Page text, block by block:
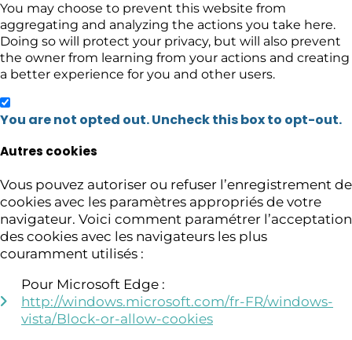
You may choose to prevent this website from
aggregating and analyzing the actions you take here.
Doing so will protect your privacy, but will also prevent
the owner from learning from your actions and creating
a better experience for you and other users.
You are not opted out. Uncheck this box to opt-out.
Autres cookies
Vous pouvez autoriser ou refuser l’enregistrement de
cookies avec les paramètres appropriés de votre
navigateur. Voici comment paramétrer l’acceptation
des cookies avec les navigateurs les plus
couramment utilisés :
Pour Microsoft Edge :
http://windows.microsoft.com/fr-FR/windows-
vista/Block-or-allow-cookies